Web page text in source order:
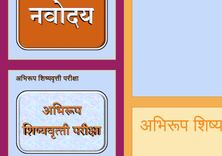
अभिरूप
अभिरूप शिष्यवृत्ती परीक्षा